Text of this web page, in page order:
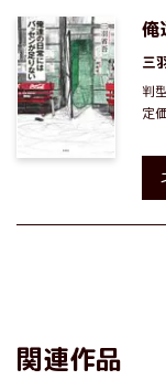
俺
三
判
定
関連作品